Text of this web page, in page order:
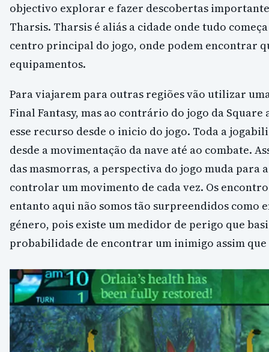
objectivo explorar e fazer descobertas
Tharsis. Tharsis é aliás a cidade onde tudo
centro principal do jogo, onde podem encontrar
equipamentos.
Para viajarem para outras regiões vão utilizar
Final Fantasy, mas ao contrário do jogo da Square
esse recurso desde o inicio do jogo. Toda a
desde a movimentação da nave até ao combate.
das masmorras, a perspectiva do jogo muda para
controlar um movimento de cada vez. Os
entanto aqui não somos tão surpreendidos como
género, pois existe um medidor de perigo que
probabilidade de encontrar um inimigo assim que